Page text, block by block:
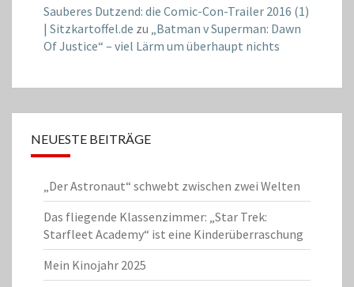
Sauberes Dutzend: die Comic-Con-Trailer 2016 (1)
| Sitzkartoffel.de zu „Batman v Superman: Dawn
Of Justice“ – viel Lärm um überhaupt nichts
NEUESTE BEITRÄGE
„Der Astronaut“ schwebt zwischen zwei Welten
Das fliegende Klassenzimmer: „Star Trek:
Starfleet Academy“ ist eine Kinderüberraschung
Mein Kinojahr 2025